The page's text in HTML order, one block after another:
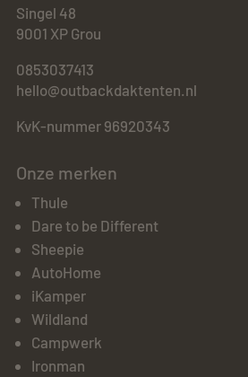
Singel 48
9001 XP Grou
0853037413
hello@outbackdaktenten.nl
KvK-nummer 96920343
Onze merken
Thule
Dare to be Different
Sheepie
AutoHome
iKamper
Wildland
Campwerk
Ironman